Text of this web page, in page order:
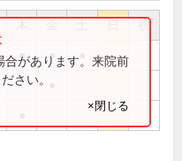
祝
● ●
合があります。来院前
さい。
×閉じる